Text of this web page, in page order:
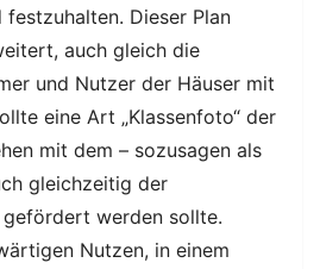
festzuhalten. Dieser Plan
auch gleich die
und Nutzer der Häuser mit
eine Art „Klassenfoto“ der
mit dem – sozusagen als
gleichzeitig der
gefördert werden sollte.
Nutzen, in einem